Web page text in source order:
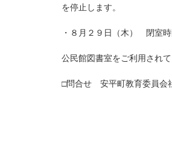
を停止します。
・８月２９日（木） 閉室
公民館図書室をご利用され
□問合せ 安平町教育委員会